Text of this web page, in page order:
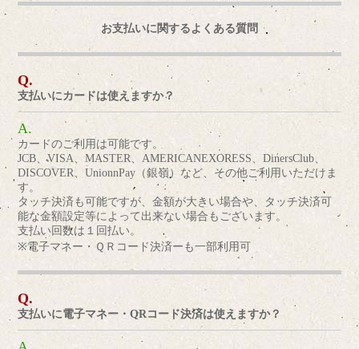
お支払いに関するよくある質問
支払いにカードは使えますか？
カードのご利用は可能です。
JCB、VISA、MASTER、AMERICANEXORESS、DinersClub、
DISCOVER、UnionnPay（銀嶺）など、その他ご利用いただけま
す。
タッチ決済も可能ですが、金額が大きい場合や、タッチ決済可
能な金額設定等によって出来ない場合もございます。
支払い回数は１回払い。
※電子マネー・ＱＲコード決済ーも一部利用可
支払いに電子マネー・QRコード決済は使えますか？